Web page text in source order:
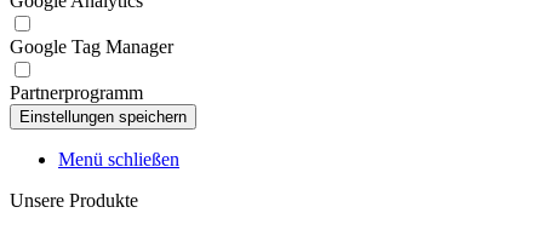
Google Tag Manager
Partnerprogramm
Menü schließen
Unsere Produkte